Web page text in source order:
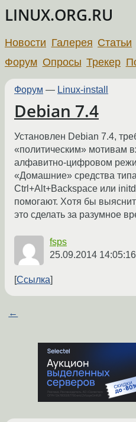
LINUX.ORG.RU
Новости Галерея Статьи
Форум Опросы Трекер
Форум — Linux-install
Debian 7.4
Установлен Debian 7.4,
«политическим» мотивам
алфавитно-цифровом
«Домашние» средства
Ctrl+Alt+Backspace или
помогают. Хотя бы
это сделать за разумное
fsps
25.09.2014
Ссылка
←